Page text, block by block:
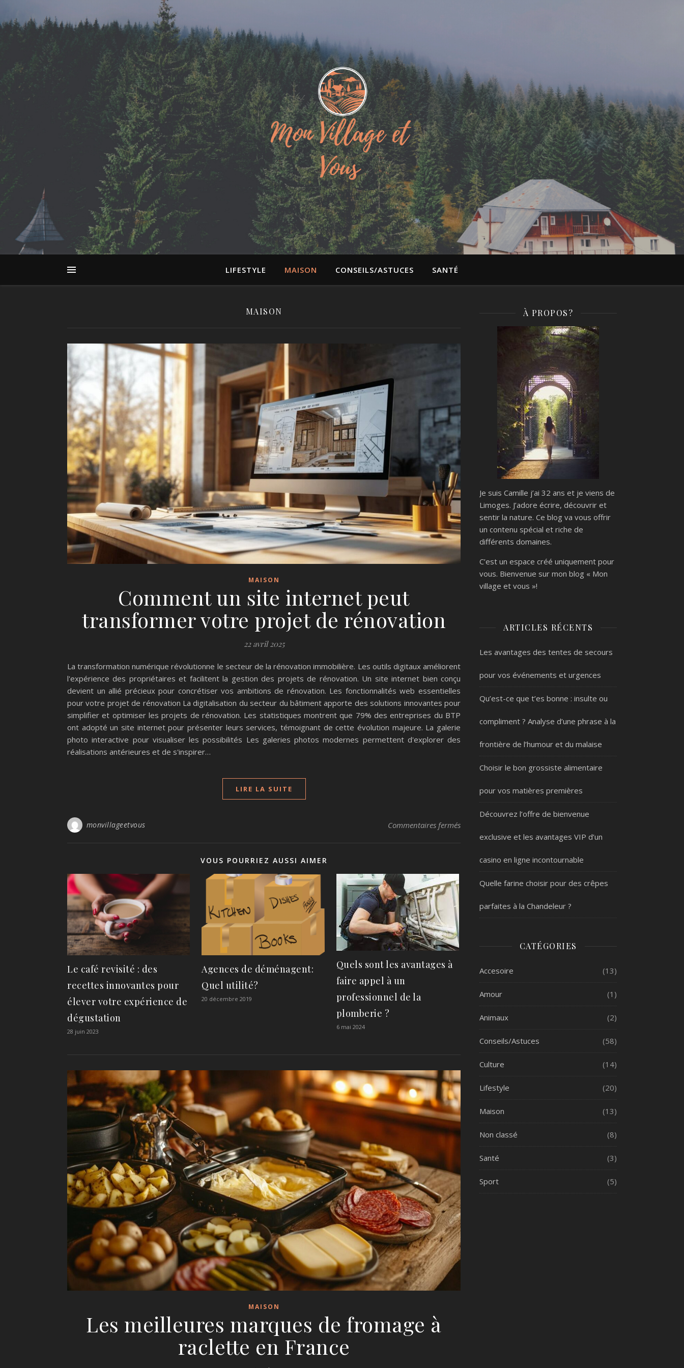
LIFESTYLE MAISON CONSEILS/ASTUCES SANTÉ
MAISON
MAISON
Comment un site internet peut
transformer votre projet de rénovation
22 avril 2025
La transformation numérique révolutionne le secteur de la rénovation immobilière. Les outils digitaux améliorent
l'expérience des propriétaires et facilitent la gestion des projets de rénovation. Un site internet bien conçu
devient un allié précieux pour concrétiser vos ambitions de rénovation. Les fonctionnalités web essentielles
pour votre projet de rénovation La digitalisation du secteur du bâtiment apporte des solutions innovantes pour
simplifier et optimiser les projets de rénovation. Les statistiques montrent que 79% des entreprises du BTP
ont adopté un site internet pour présenter leurs services, témoignant de cette évolution majeure. La galerie
photo interactive pour visualiser les possibilités Les galeries photos modernes permettent d'explorer des
réalisations antérieures et de s'inspirer…
LIRE LA SUITE
monvillageetvous Commentaires ferméssur Comment un site internet peut transformer votre projet de
VOUS POURRIEZ AUSSI AIMER
Le café revisité : des
recettes innovantes pour
élever votre expérience de
dégustation
28 juin 2023
Agences de déménagent:
Quel utilité?
20 décembre 2019
Quels sont les avantages à
faire appel à un
professionnel de la
plomberie ?
6 mai 2024
MAISON
Les meilleures marques de fromage à
raclette en France
À PROPOS?
Je suis Camille j’ai 32 ans et je viens de
Limoges. J’adore écrire, découvrir et
sentir la nature. Ce blog va vous offrir
un contenu spécial et riche de
différents domaines.
C’est un espace créé uniquement pour
vous. Bienvenue sur mon blog « Mon
village et vous »!
ARTICLES RÉCENTS
Les avantages des tentes de secours
pour vos événements et urgences
Qu’est-ce que t’es bonne : insulte ou
compliment ? Analyse d’une phrase à la
frontière de l’humour et du malaise
Choisir le bon grossiste alimentaire
pour vos matières premières
Découvrez l’offre de bienvenue
exclusive et les avantages VIP d’un
casino en ligne incontournable
Quelle farine choisir pour des crêpes
parfaites à la Chandeleur ?
CATÉGORIES
Accesoire (13)
Amour (1)
Animaux (2)
Conseils/Astuces (58)
Culture (14)
Lifestyle (20)
Maison (13)
Non classé (8)
Santé (3)
Sport (5)